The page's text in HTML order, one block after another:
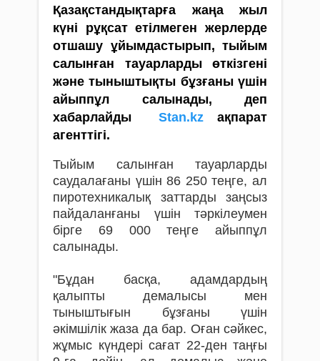
Қазақстандықтарға жаңа жыл
күні рұқсат етілмеген жерлерде
отшашу ұйымдастырып, тыйым
салынған тауарларды өткізгені
және тыныштықты бұзғаны үшін
айыппұл салынады, деп
хабарлайды Stan.kz ақпарат
агенттігі.
Тыйым салынған тауарларды
саудалағаны үшін 86 250 теңге, ал
пиротехникалық заттарды заңсыз
пайдаланғаны үшін тәркілеумен
бірге 69 000 теңге айыппұл
салынады.
"Бұдан басқа, адамдардың
қалыпты демалысы мен
тыныштығын бұзғаны үшін
әкімшілік жаза да бар. Оған сәйкес,
жұмыс күндері сағат 22-ден таңғы